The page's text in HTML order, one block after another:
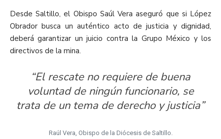
Desde Saltillo, el Obispo Saúl Vera aseguró que si López
Obrador busca un auténtico acto de justicia y dignidad,
deberá garantizar un juicio contra la Grupo México y los
directivos de la mina.
“El rescate no requiere de buena
voluntad de ningún funcionario, se
trata de un tema de derecho y justicia”
Raúl Vera, Obispo de la Diócesis de Saltillo.